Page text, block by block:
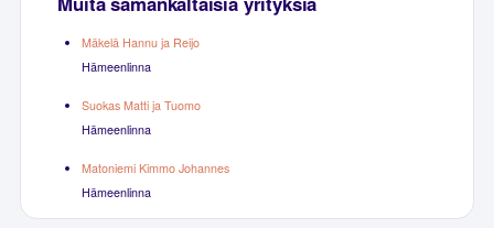
Mäkelä Hannu ja Reijo
Hämeenlinna
Suokas Matti ja Tuomo
Hämeenlinna
Matoniemi Kimmo Johannes
Hämeenlinna